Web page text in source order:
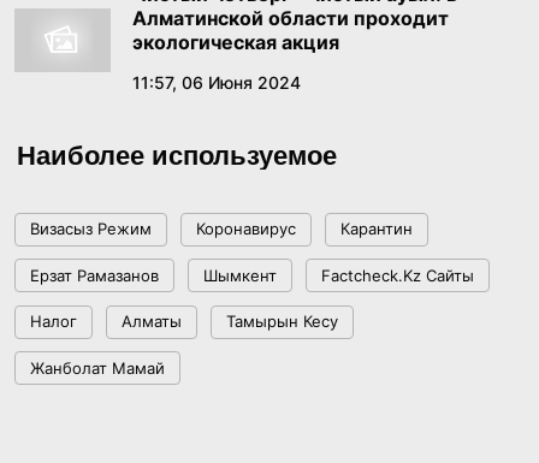
Алматинской области проходит
экологическая акция
11:57, 06 Июня 2024
Наиболее используемое
Визасыз Режим Коронавирус Карантин
Ерзат Рамазанов Шымкент Factcheck.kz Сайты
Налог Алматы Тамырын Кесу
Жанболат Мамай